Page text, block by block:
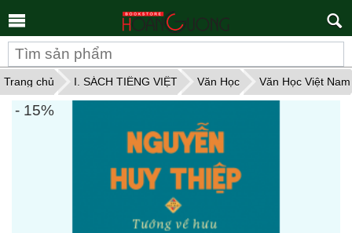
kiếm
Trang chủ I. SÁCH TIẾNG VIỆT Văn Học Văn Học Việt Nam
- 15%